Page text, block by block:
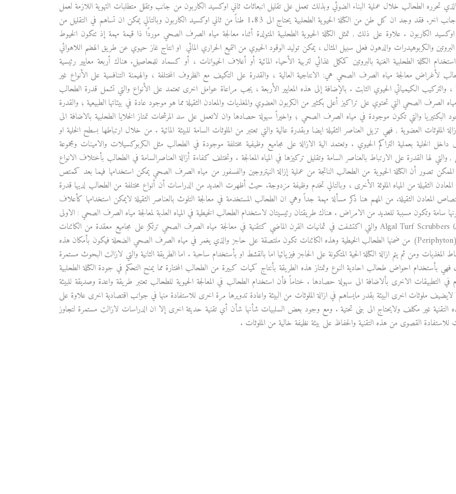
تحرره الطحالب خلال عملية البناء الضوئي وبذلك تعمل على تقليل انبعاثات ثاني اوكسيد الكاربون من جانب وتقلل متطلبات التهوية اللازمة لعمل
البكتريا من جانب اخر. فقد وجد ان كل طن من الكتلة الحيوية الطحلبية يحتاج الى 1.83 طناً من ثاني اوكسيد الكاربون وبالتالي يمكن ان تساهم في التقليل من
الكاربون . علاوة على ذلك , تمثل الكتلة الحيوية الطحلبية المتولدة أثناء معالجة مياه الصرف الصحي موردًا ذا قيمة مهمة إذ تتكون الخيوط
والكربوهيدرات والدهون فعلى سبيل المثال ، يمكن توليد الوقود الحيوي من التميع الحراري المائي او انتاج غاز حيوي عن طريق الهضم اللاهوائي
الكتلة الطحلبية الغنية بالبروتين كمكمل غذائي لتربية الأحياء المائية أو أعلاف الحيوانات ، أو كسماد للمحاصيل. هناك أربعة معايير رئيسية
لأغراض معالجة مياه الصرف الصحي هي: الانتاجية العالية ، والقدرة على التكيف مع الظروف المختلفة ، والهيمنة التنافسية على الأنواع غير
، والتركيب الكيميائي الحيوي الثابت . بالإضافة إلى هذه المعايير الأربعة ، يجب مراعاة عوامل اخرى تعتمد على الأنواع والتي تشمل قدرة الطحالب
الصرف الصحي التي تحتوي على تراكيز أعلى بكثير من الكربون العضوي والمغذيات والمعادن الثقيلة مما هو موجود عادة في بيئاتها الطبيعية ؛ والقدرة
البكتيريا والتي تكون موجودة في مياه الصرف الصحي ؛ واخيراً سهولة حصادها وان لاتعمل على سد المرشحات تمتاز الخلايا الطحلبية بالاضافة الى
الملوثات العضوية , فهي تزيل العناصر الثقيلة ايضا وبقدرة عالية والتي تعتبر من الملوثات السامة للبيئة المائية . من خلال ارتباطها بسطح الخلية او
داخل الخلية بعملية التراكم الحيوي . وتعتمد الية الازالة على مجاميع وظيفية مختلفة موجودة في الطحالب مثل الكربوكسيلات والامينات ومجموعة
والتي لها القدرة على الارتباط بالعناصر السامة وتقليل تركيزها في المياه المعالجة . وتختلف كفاءة أزالة العناصرالسامة في الطحالب بأختلاف الانواع
تصور أن الكتلة الحيوية من الطحالب الناتجة من عملية إزالة النيتروجين والفسفور من مياه الصرف الصحي يمكن استخدامها فيما بعد كممتص
الثقيلة من المياه الملوثة الأخرى ، وبالتالي تخدم وظيفة مزدوجة. حيث أظهرت العديد من الدراسات أن أنواع مختلفة من الطحالب لديها قدرة
المعادن الثقيلة. من المهم هنا ذكر مسألة مهمة جداً وهي ان الطحالب المستخدمة في معالجة التلوث بالعناصر الثقيلة لايمكن استخدامها كأعلاف
سامة وتكون مسببة للعديد من الامراض . هناك طريقتان رئيسيتان لاستخدام الطحالب الخيطية في المياه العذبة لمعالجة مياه الصرف الصحي : الاولى
تسمى Algal Turf Scrubbers (ATS) والتي اكتشفت في ثمانيات القرن الماضي كتقنية في معالجة مياه الصرف الصحي ترتكز على مجاميع معقدة من الكائنات
الحيه تسمى (Periphyton) من ضمنها الطحالب الخيطية وهذه الكائنات تكون ملتصقة على حاجز والذي يغمر في مياه الصرف الصحي الضحلة فيكون بأمكان هذه
المغذيات ومن ثم يتم ازالة الكتلة الحية المتكونة على الحاجز فيزيائيا اما بالقشط او بأستخدام ساحبة . اما الطريقة الثانية والتي لازالت البحوث مستمرة
فهي بأستخدام احواض طحالب احادية النوع وتمتاز هذه الطريقة بأنتاج كميات كبيرة من الطحالب المختارة مما يمنح التحكم في جودة الكتلة الطحلبية
في التطبيقات الاخرى بألاضافة الى سهولة حصادها . ختاماً فأن استخدام الطحالب في المعالجة الحيوية للطحالب تعتبر طريقة واعدة وصديقة للبيئة
ملوثات اخرى البيئة بقدر مايساهم في ازالة الملوثات من البيئة واعادة تدويرها مرة اخرى للاستفادة منها في جوانب اقتصادية اخرى علاوة على
التقنية غير مكلف ولايحتاج الى بنى تحتية . ومع وجود بعض السلبيات شأنها شأن أي تقنية حديثة اخرى إلا ان الدراسات لازالت مستمرة لتجاوز
للاستفادة القصوى من هذه التقنية والحفاظ على بيئة نظيفة خالية من الملوثات .